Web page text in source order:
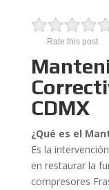
Rate this post
CDMX
¿Qué es el
Es la
en restaurar la
compresores